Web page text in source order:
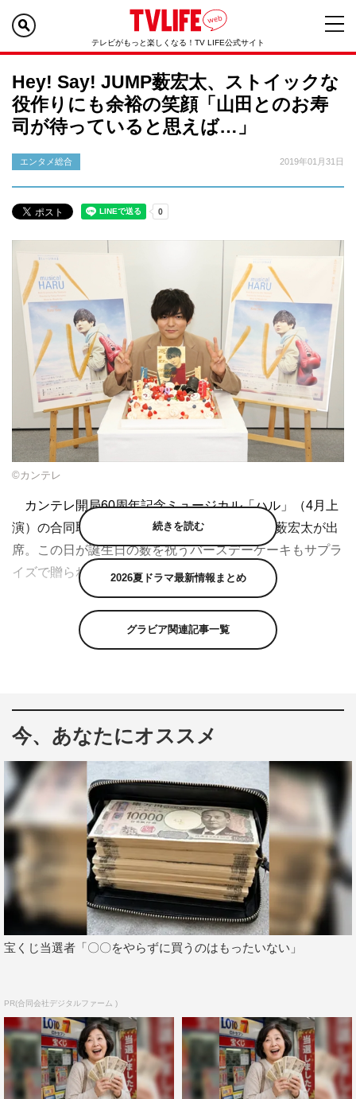
テレビがもっと楽しくなる！TV LIFE公式サイト
Hey! Say! JUMP薮宏太、ストイックな
役作りにも余裕の笑顔「山田とのお寿
司が待っていると思えば…」
エンタメ総合 2019年01月31日
©カンテレ
カンテレ開局60周年記念ミュージカル「ハル」（4月上
演）の合同取材会が1月31日に行われ、主演の薮宏太が出
席。この日が誕生日の薮を祝うバースデーケーキもサプラ
イズで贈られた。
集まった記者の多さに「びっくりしました！」と戸惑い
ながらも、「本当に光栄なことです！」とうれしさをにじ
ませた薮。自身としても平成最後のミュージカルというこ
な舞台にできたら」と意気込んだ。
薮が演じるハルは、病を乗り越えてボクシングに挑戦す
る青年。役柄に共感できるところを聞かれると、「友人た
ちと天体観測をするシーンで、星を見てハルはウンチクを
話すんです。僕も豆知識や余談的なことを話すことがある
ので、そこは似ているなって」と笑顔で分析。普段から星
空を見上げることも多いと明かし、「星空アプリを見なが
ら“冬は空気が澄んでいるから星が見えるな～”って思った
りしています」とロマンチックな一面をのぞかせた。
んについて行けば大丈夫だから”ってお言葉をいただい
て。舞台に出演することを知っていただいてすごく嬉しか
ったです」と、先輩からの励ましに思わずテンションも上
がったという。
続きを読む
2026夏ドラマ最新情報まとめ
グラビア関連記事一覧
今、あなたにオススメ
宝くじ当選者「〇〇をやらずに買うのはもったいない」
PR(合同会社デジタルファーム )